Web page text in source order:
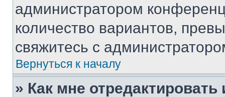
администратором
количество вариантов,
свяжитесь с
Вернуться к началу
» Как мне